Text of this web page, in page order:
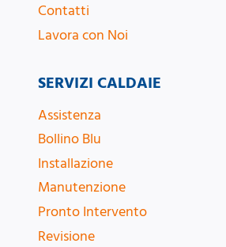
Contatti
Lavora con Noi
SERVIZI CALDAIE
Assistenza
Bollino Blu
Installazione
Manutenzione
Pronto Intervento
Revisione